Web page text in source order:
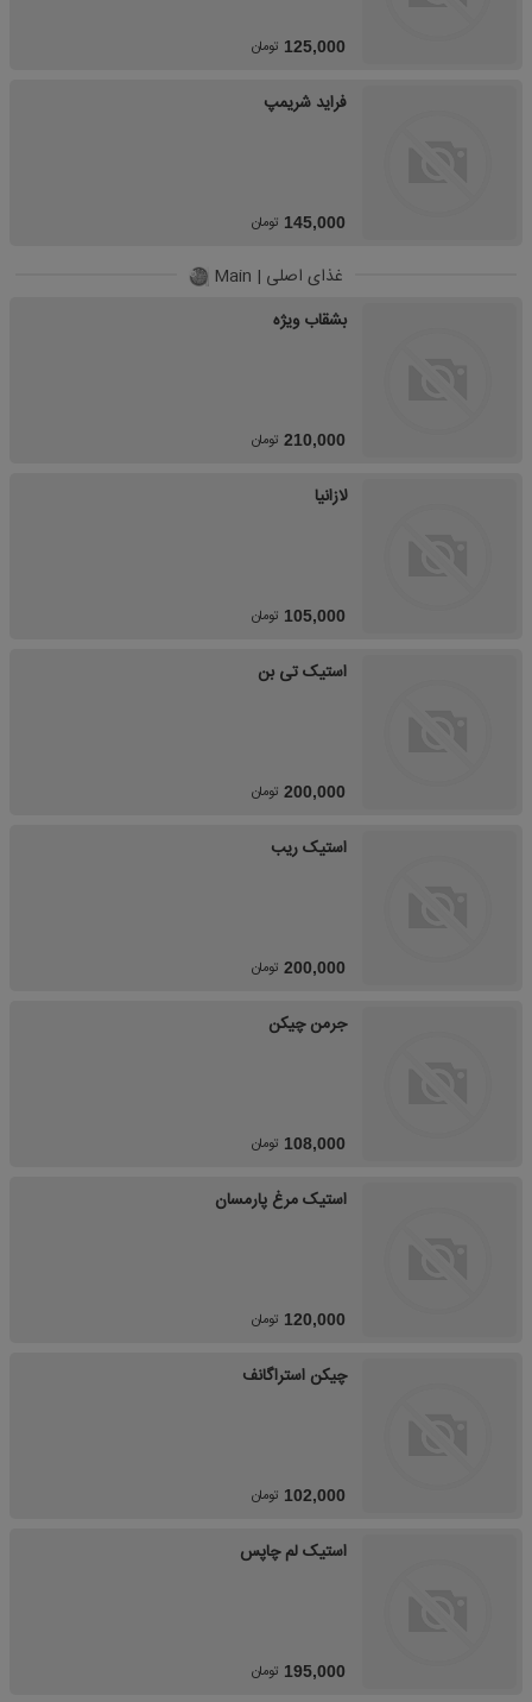
125,000 تومان
فراید شریمپ
145,000 تومان
غذای اصلی | Main
بشقاب ویژه
210,000 تومان
لازانیا
105,000 تومان
استیک تی بن
200,000 تومان
استیک ریب
200,000 تومان
جرمن چیکن
108,000 تومان
استیک مرغ پارمسان
120,000 تومان
چیکن استراگانف
102,000 تومان
استیک لم چاپس
195,000 تومان